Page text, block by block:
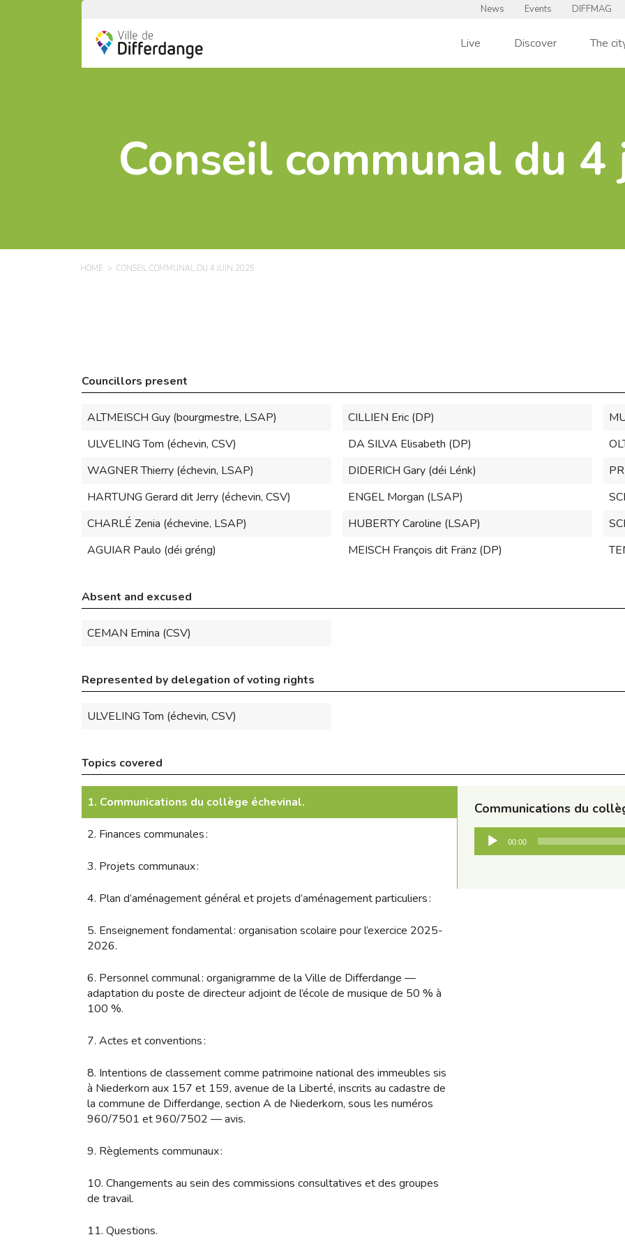
News Events DIFFMAG
Live Discover The
Conseil communal du
HOME CONSEIL COMMUNAL DU 4 JUIN 2025
Councillors present
ALTMEISCH Guy (bourgmestre, LSAP)
ULVELING Tom (échevin, CSV)
WAGNER Thierry (échevin, LSAP)
HARTUNG Gerard dit Jerry (échevin, CSV)
CHARLÉ Zenia (échevine, LSAP)
AGUIAR Paulo (déi gréng)
CILLIEN Eric (DP)
DA SILVA Elisabeth (DP)
DIDERICH Gary (déi Lénk)
ENGEL Morgan (LSAP)
HUBERTY Caroline (LSAP)
MEISCH François dit Fränz (DP)
Absent and excused
CEMAN Emina (CSV)
Represented by delegation of voting rights
ULVELING Tom (échevin, CSV)
Topics covered
1. Communications du collège échevinal.
2. Finances communales :
3. Projets communaux :
4. Plan d’aménagement général et projets d’aménagement particuliers :
5. Enseignement fondamental : organisation scolaire pour l’exercice 2025-
2026.
6. Personnel communal : organigramme de la Ville de Differdange —
adaptation du poste de directeur adjoint de l’école de musique de 50 % à
100 %.
7. Actes et conventions :
8. Intentions de classement comme patrimoine national des immeubles sis
à Niederkorn aux 157 et 159, avenue de la Liberté, inscrits au cadastre de
la commune de Differdange, section A de Niederkorn, sous les numéros
960/7501 et 960/7502 — avis.
9. Règlements communaux :
10. Changements au sein des commissions consultatives et des groupes
de travail.
11. Questions.
Communications du
Audio
Player
00:00